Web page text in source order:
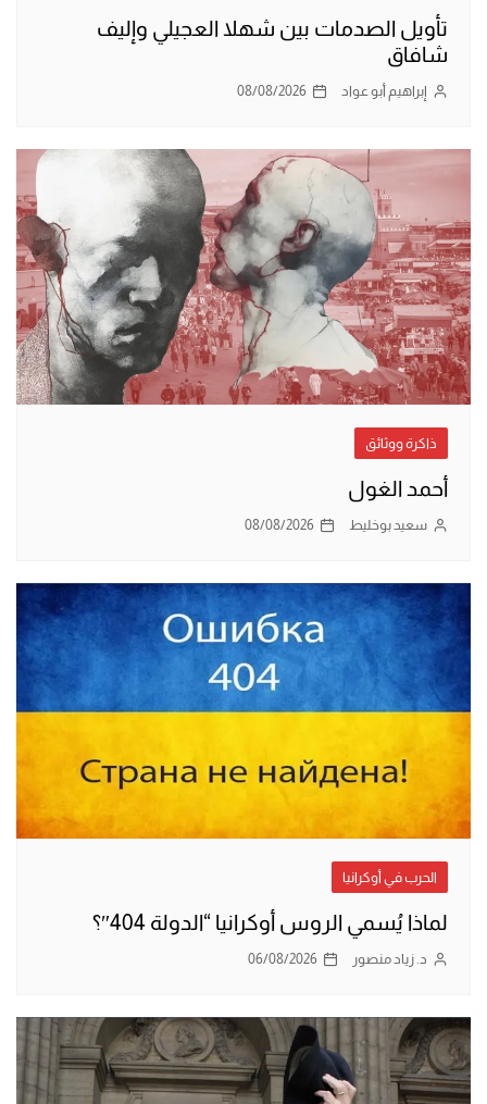
تأويل الصدمات بين شهلا العجيلي وإليف
شافاق
إبراهيم أبو عواد 08/08/2026
ذاكرة ووثائق
أحمد الغول
سعيد بوخليط 08/08/2026
الحرب في أوكرانيا
لماذا يُسمي الروس أوكرانيا “الدولة 404″؟
د. زياد منصور 06/08/2026